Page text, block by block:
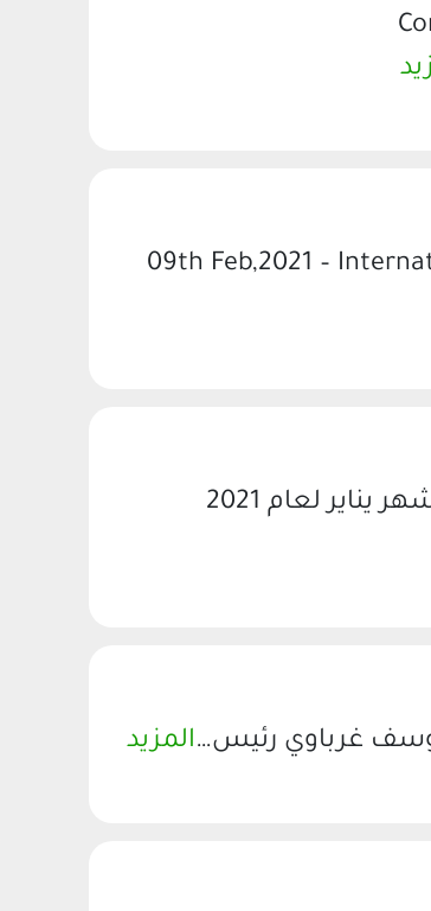
09th Feb,2021 –
قائمة تحتوى على بعض المؤتمرات العلمية الهامة المنعقدة فى شهر يناير لعام 2021
غرباوي رئيس…المزيد